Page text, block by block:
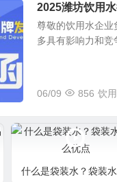
2025潍坊饮用
尊敬的饮用水企业
多具有影响力和竞
06/09 856 饮